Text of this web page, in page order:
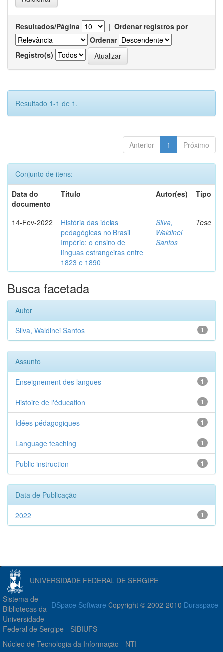
Resultados/Página | Ordenar registros por
Ordenar
Registro(s)
Resultado 1-1 de 1.
Anterior 1 Próximo
Conjunto de itens:
Data do
documento
Título Autor(es) Tipo
14-Fev-2022
História das ideias
pedagógicas no Brasil
Império: o ensino de
línguas estrangeiras entre
1823 e 1890
Silva,
Waldinei
Santos
Tese
Busca facetada
Autor
1
Silva, Waldinei Santos
Assunto
1
Enseignement des langues
1
Histoire de l'éducation
1
Idées pédagogiques
1
Language teaching
1
Public instruction
Data de Publicação
1
2022
UNIVERSIDADE FEDERAL DE SERGIPE
DSpace Software Copyright © 2002-2010 Duraspace
Sistema de
Bibliotecas da
Universidade
Federal de Sergipe - SIBIUFS
Núcleo de Tecnologia da Informação - NTI